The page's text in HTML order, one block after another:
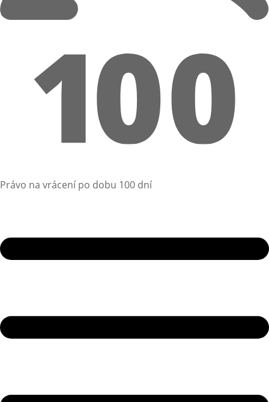
Právo na vrácení po dobu 100 dní